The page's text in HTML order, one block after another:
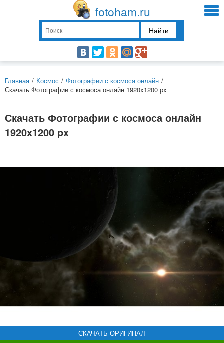
fotoham.ru
Найти
Главная / Космос / Фотографии с космоса онлайн /
Скачать Фотографии с космоса онлайн 1920x1200 px
Скачать Фотографии с космоса онлайн
1920x1200 px
СКАЧАТЬ ОРИГИНАЛ